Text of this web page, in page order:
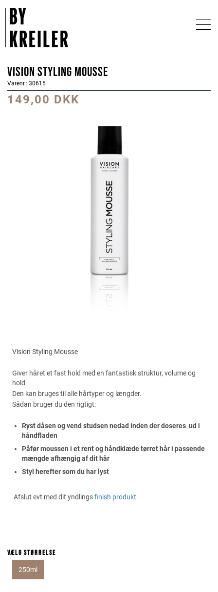
Vision Styling Mousse
Varenr.: 30615
149,00 DKK
Vision Styling Mousse
Giver håret et fast hold med en fantastisk struktur, volume og
hold
Den kan bruges til alle hårtyper og længder.
Sådan bruger du den rigtigt:
Ryst dåsen og vend studsen nedad inden der doseres ud i
håndfladen
Påfør moussen i et rent og håndklæde tørret hår i passende
mængde afhængig af dit hår
Styl herefter som du har lyst
Afslut evt med dit yndlingsfinish produkt
Vælg størrelse
250ml